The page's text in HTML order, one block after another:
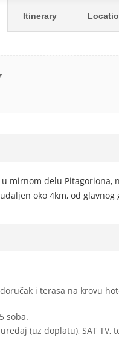
Itinerary
mirnom delu Pitagoriona,
oko 4km, od
i terasa na krovu
soba.
(uz doplatu), SAT